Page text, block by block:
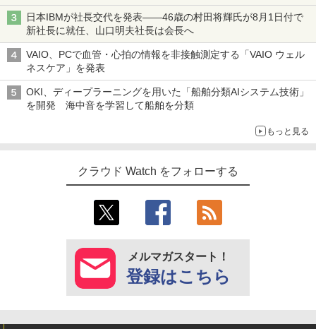
日本IBMが社長交代を発表――46歳の村田将輝氏が8月1日付で
新社長に就任、山口明夫社長は会長へ
VAIO、PCで血管・心拍の情報を非接触測定する「VAIO ウェル
ネスケア」を発表
OKI、ディープラーニングを用いた「船舶分類AIシステム技術」
を開発 海中音を学習して船舶を分類
もっと見る
クラウド Watch をフォローする
メルマガスタート！
登録はこちら